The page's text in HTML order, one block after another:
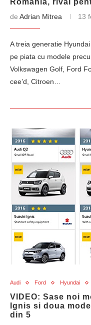
Romania, rival
de Adrian Mitrea 13
A treia generatie
pe piata cu modele
Volkswagen Golf, Ford
cee’d, Citroen…
Audi Ford Hyundai
VIDEO: Sase noi
Ignis si doua
din 5